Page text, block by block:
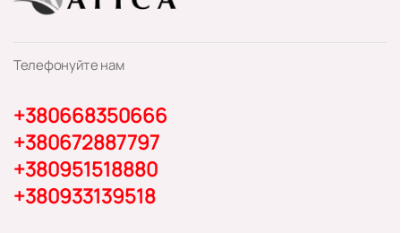
Телефонуйте нам
+380668350666
+380672887797
+380951518880
+380933139518